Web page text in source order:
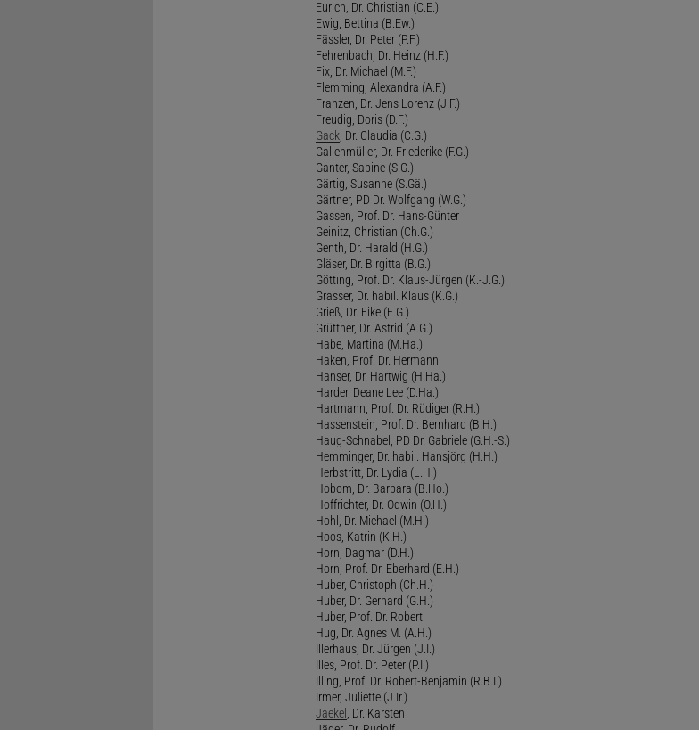
Eurich, Dr. Christian (C.E.)
Ewig, Bettina (B.Ew.)
Fässler, Dr. Peter (P.F.)
Fehrenbach, Dr. Heinz (H.F.)
Fix, Dr. Michael (M.F.)
Flemming, Alexandra (A.F.)
Franzen, Dr. Jens Lorenz (J.F.)
Freudig, Doris (D.F.)
Gack, Dr. Claudia (C.G.)
Gallenmüller, Dr. Friederike (F.G.)
Ganter, Sabine (S.G.)
Gärtig, Susanne (S.Gä.)
Gärtner, PD Dr. Wolfgang (W.G.)
Gassen, Prof. Dr. Hans-Günter
Geinitz, Christian (Ch.G.)
Genth, Dr. Harald (H.G.)
Gläser, Dr. Birgitta (B.G.)
Götting, Prof. Dr. Klaus-Jürgen (K.-J.G.)
Grasser, Dr. habil. Klaus (K.G.)
Grieß, Dr. Eike (E.G.)
Grüttner, Dr. Astrid (A.G.)
Häbe, Martina (M.Hä.)
Haken, Prof. Dr. Hermann
Hanser, Dr. Hartwig (H.Ha.)
Harder, Deane Lee (D.Ha.)
Hartmann, Prof. Dr. Rüdiger (R.H.)
Hassenstein, Prof. Dr. Bernhard (B.H.)
Haug-Schnabel, PD Dr. Gabriele (G.H.-S.)
Hemminger, Dr. habil. Hansjörg (H.H.)
Herbstritt, Dr. Lydia (L.H.)
Hobom, Dr. Barbara (B.Ho.)
Hoffrichter, Dr. Odwin (O.H.)
Hohl, Dr. Michael (M.H.)
Hoos, Katrin (K.H.)
Horn, Dagmar (D.H.)
Horn, Prof. Dr. Eberhard (E.H.)
Huber, Christoph (Ch.H.)
Huber, Dr. Gerhard (G.H.)
Huber, Prof. Dr. Robert
Hug, Dr. Agnes M. (A.H.)
Illerhaus, Dr. Jürgen (J.I.)
Illes, Prof. Dr. Peter (P.I.)
Illing, Prof. Dr. Robert-Benjamin (R.B.I.)
Irmer, Juliette (J.Ir.)
Jaekel , Dr. Karsten